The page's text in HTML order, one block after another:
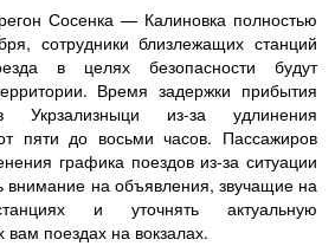
Сосенка — Калиновка полностью
сотрудники близлежащих станций
в целях безопасности будут
Время задержки прибытия
Укрзализныци из-за удлинения
пяти до восьми часов. Пассажиров
графика поездов из-за ситуации
внимание на объявления, звучащие на
и уточнять актуальную
поездах на вокзалах.